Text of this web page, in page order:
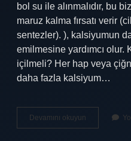
bol su ile alınmalıdır, bu
maruz kalma fırsatı verir
sentezler). ), kalsiyumun
emilmesine yardımcı
içilmeli? Her hap veya
daha fazla kalsiyum…
Devamını okuyun Kalsiyum
Takviyesi